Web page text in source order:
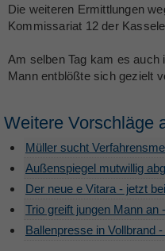
Die weiteren Ermittlungen
Kommissariat 12 der
Am selben Tag kam es auch
Mann entblößte sich gezielt
Weitere Vorschläge
Müller sucht
Außenspiegel mutwillig
Der neue e Vitara - jetzt
Trio greift jungen Mann an
Ballenpresse in Vollbrand